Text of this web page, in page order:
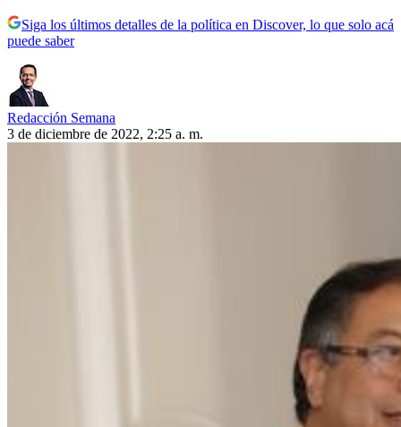
Siga los últimos detalles de la política en Discover, lo que solo acá
puede saber
Redacción Semana
3 de diciembre de 2022, 2:25 a. m.